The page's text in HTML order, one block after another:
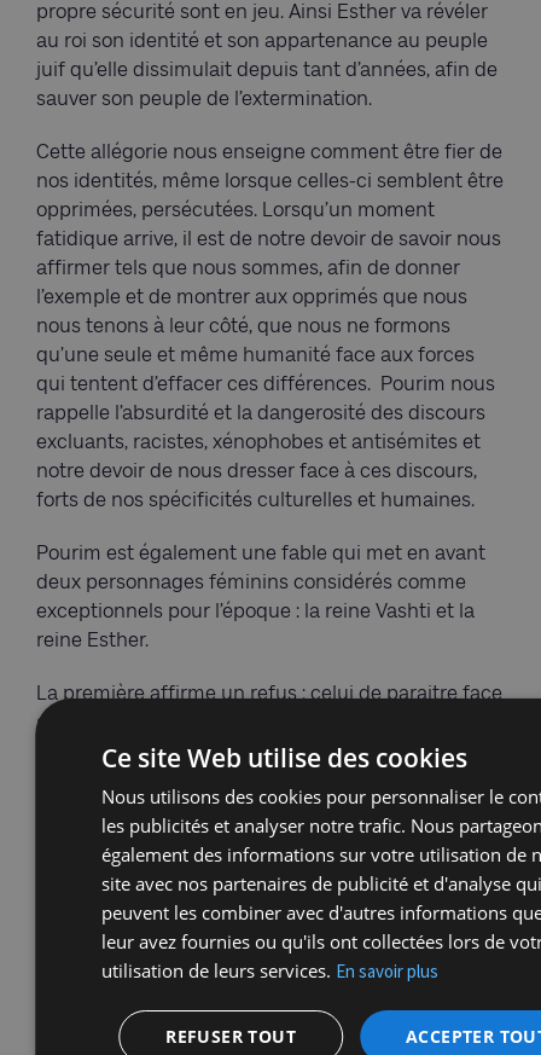
propre sécurité sont en jeu. Ainsi Esther va révéler
au roi son identité et son appartenance au peuple
juif qu’elle dissimulait depuis tant d’années, afin de
sauver son peuple de l’extermination.
Cette allégorie nous enseigne comment être fier de
nos identités, même lorsque celles-ci semblent être
opprimées, persécutées. Lorsqu’un moment
fatidique arrive, il est de notre devoir de savoir nous
affirmer tels que nous sommes, afin de donner
l’exemple et de montrer aux opprimés que nous
nous tenons à leur côté, que nous ne formons
qu’une seule et même humanité face aux forces
qui tentent d’effacer ces différences. Pourim nous
rappelle l’absurdité et la dangerosité des discours
excluants, racistes, xénophobes et antisémites et
notre devoir de nous dresser face à ces discours,
forts de nos spécificités culturelles et humaines.
Pourim est également une fable qui met en avant
deux personnages féminins considérés comme
exceptionnels pour l’époque : la reine Vashti et la
reine Esther.
La première affirme un refus : celui de paraitre face
au peuple et à l’armée, sur la demande du roi son
époux, dans le but d’exposer à tous sa beauté. A
d’apparat et d’exhibition, un refus qu’elle payera de
sa place de reine, Vashti affirme sa dignité de
femme. D’ailleurs il est intéressant de noter comme
cette action provoque un vent de panique chez les
dignitaires du récit, qui réussissent à convaincre le
roi de la destituer au motif selon eux que sa prise
de position pourrait influencer les autres femmes
de l’empire et les conduire à se dresser contre
l’autorité de leurs maris. A bien des égards c’est
Ce site Web utilise des cookies
Nous utilisons des cookies pour personnaliser le
les publicités et analyser notre trafic. Nous
également des informations sur votre utilisation de
site avec nos partenaires de publicité et d'analyse qui
peuvent les combiner avec d'autres informations
leur avez fournies ou qu'ils ont collectées lors de
utilisation de leurs services. En savoir plus
ACCEPTER
REFUSER TOUT